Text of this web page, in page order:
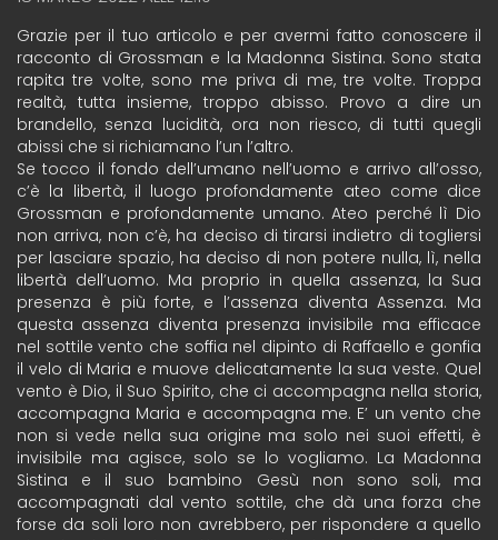
Grazie per il tuo articolo e per avermi fatto conoscere il
racconto di Grossman e la Madonna Sistina. Sono stata
rapita tre volte, sono me priva di me, tre volte. Troppa
realtà, tutta insieme, troppo abisso. Provo a dire un
brandello, senza lucidità, ora non riesco, di tutti quegli
abissi che si richiamano l’un l’altro.
Se tocco il fondo dell’umano nell’uomo e arrivo all’osso,
c’è la libertà, il luogo profondamente ateo come dice
Grossman e profondamente umano. Ateo perché lì Dio
non arriva, non c’è, ha deciso di tirarsi indietro di togliersi
per lasciare spazio, ha deciso di non potere nulla, lì, nella
libertà dell’uomo. Ma proprio in quella assenza, la Sua
presenza è più forte, e l’assenza diventa Assenza. Ma
questa assenza diventa presenza invisibile ma efficace
nel sottile vento che soffia nel dipinto di Raffaello e gonfia
il velo di Maria e muove delicatamente la sua veste. Quel
vento è Dio, il Suo Spirito, che ci accompagna nella storia,
accompagna Maria e accompagna me. E’ un vento che
non si vede nella sua origine ma solo nei suoi effetti, è
invisibile ma agisce, solo se lo vogliamo. La Madonna
Sistina e il suo bambino Gesù non sono soli, ma
accompagnati dal vento sottile, che dà una forza che
forse da soli loro non avrebbero, per rispondere a quello